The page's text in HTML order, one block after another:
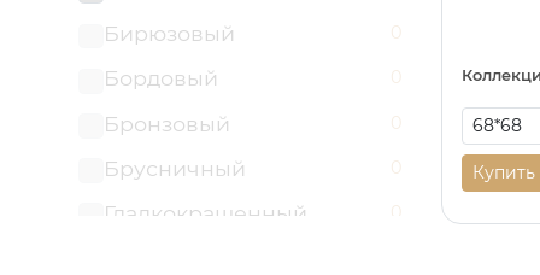
150*200
150*235
150х200
150х215
150х230
Бирюзовый 0
Бордовый 0
Бронзовый 0
Брусничный 0
Гладкокрашенный 0
Купить